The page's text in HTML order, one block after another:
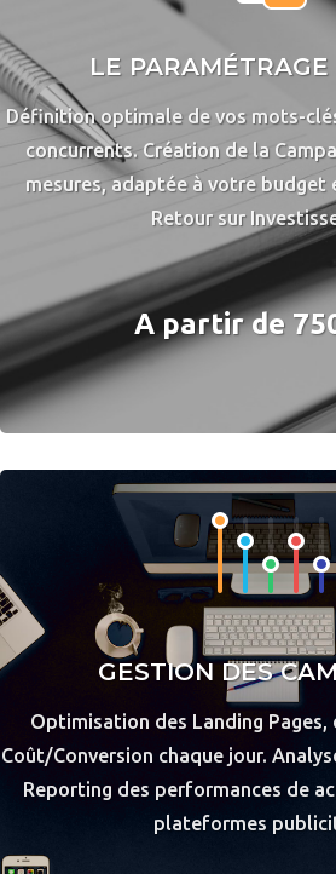
LE
Définition optimale de vos mots-
concurrents. Création de la
mesures, adaptée à votre
Retour sur
A partir de
GESTION DES
Optimisation des Landing
Coût/Conversion chaque jour.
Reporting des performances de
plateformes